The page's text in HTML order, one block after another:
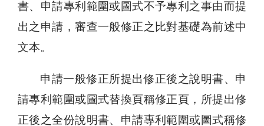
書、申請專利範圍或圖式不予專利之事由而提
出之申請，審查一般修正之比對基礎為前述中
文本。
申請一般修正所提出修正後之說明書、申
請專利範圍或圖式替換頁稱修正頁，所提出修
正後之全份說明書、申請專利範圍或圖式稱修